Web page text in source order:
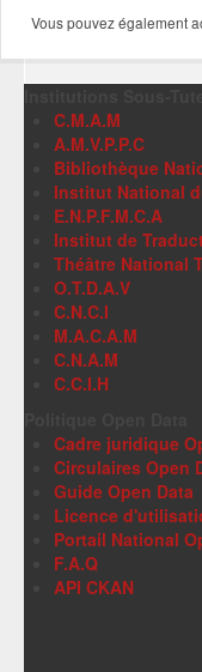
Vous pouvez également
C.M.A.M
A.M.V.P.P.C
Bibliothèque
Institut National
E.N.P.F.M.C.A
Institut de
Théâtre National
O.T.D.A.V
C.N.C.I
M.A.C.A.M
C.N.A.M
C.C.I.H
Cadre juridique
Circulaires Open
Guide Open Data
Licence
Portail National
F.A.Q
API CKAN